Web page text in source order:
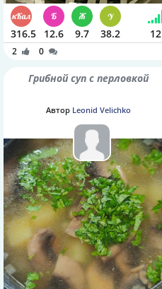
316.5 12.6 9.7 38.2 12
2 0
Грибной суп с перловкой
Автор Leonid Velichko